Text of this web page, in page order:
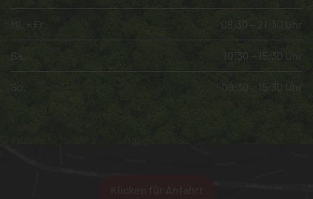
Mi. + Fr. 08:30 – 21:30 Uhr
Sa. 10:30 – 15:30 Uhr
So. 09:30 – 15:30 Uhr
Klicken für Anfahrt